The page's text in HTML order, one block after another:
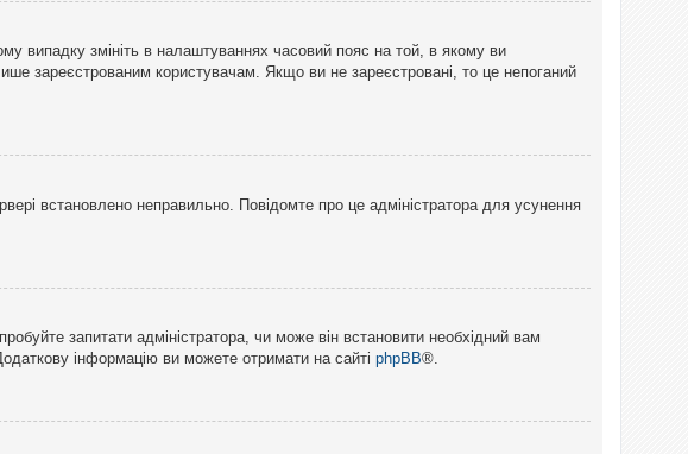
випадку змініть в налаштуваннях часовий пояс на той, в якому ви
зареєстрованим користувачам. Якщо ви не зареєстровані, то це непоганий
встановлено неправильно. Повідомте про це адміністратора для усунення
запитати адміністратора, чи може він встановити необхідний вам
інформацію ви можете отримати на сайті phpBB®.